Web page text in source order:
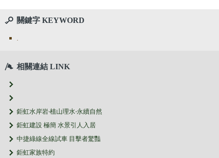
關鍵字 KEYWORD
.
相關連結 LINK
鉅虹水岸岩‧植山理水‧永續自然
鉅虹建設 極簡 水景引人入居
中捷綠線全線試車 目擊者驚豔
鉅虹家族特約